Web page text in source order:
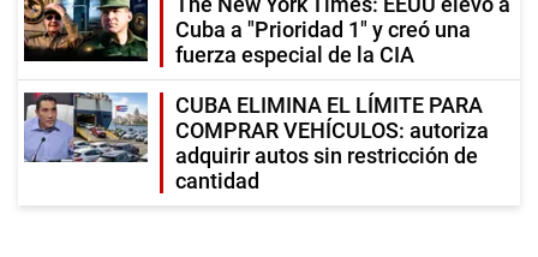
Cuba a "Prioridad 1" y creó una
fuerza especial de la CIA
CUBA ELIMINA EL LÍMITE PARA
COMPRAR VEHÍCULOS: autoriza
adquirir autos sin restricción de
cantidad